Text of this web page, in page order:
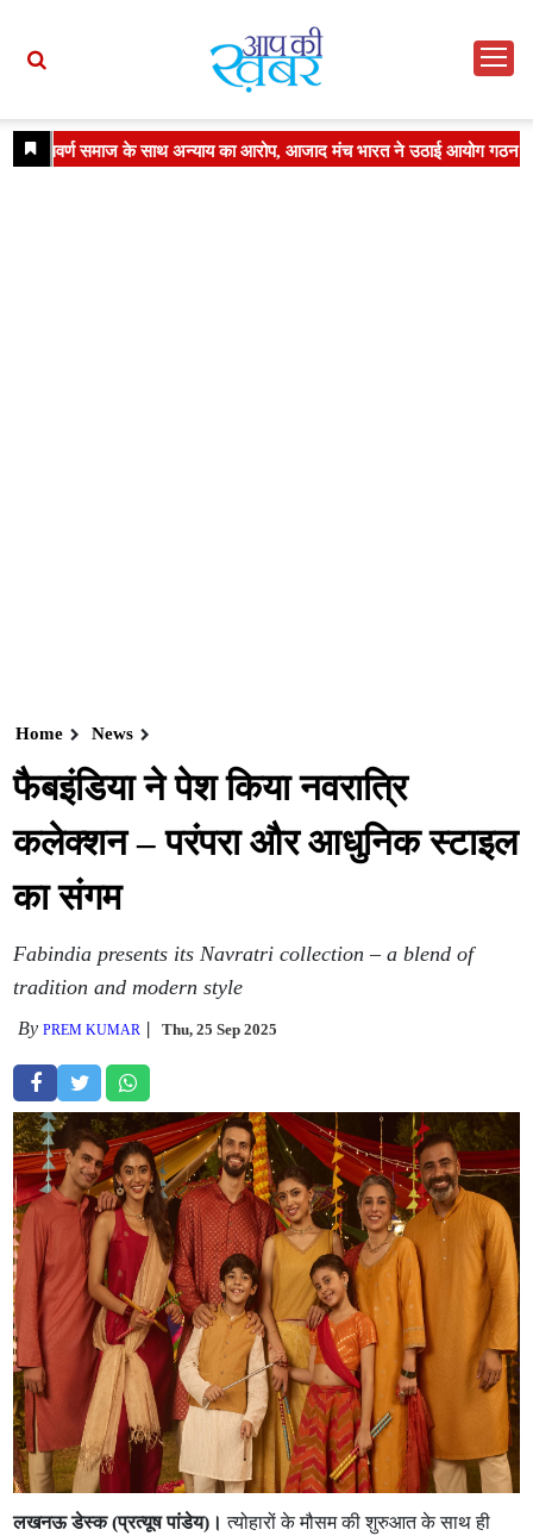
Home News
फैबइंडिया ने पेश किया नवरात्रि
कलेक्शन – परंपरा और आधुनिक स्टाइल
का संगम
Fabindia presents its Navratri collection – a blend of
tradition and modern style
ByPREM KUMAR Thu, 25 Sep 2025
लखनऊ डेस्क (प्रत्यूष पांडेय)। त्योहारों के मौसम की शुरुआत के साथ ही